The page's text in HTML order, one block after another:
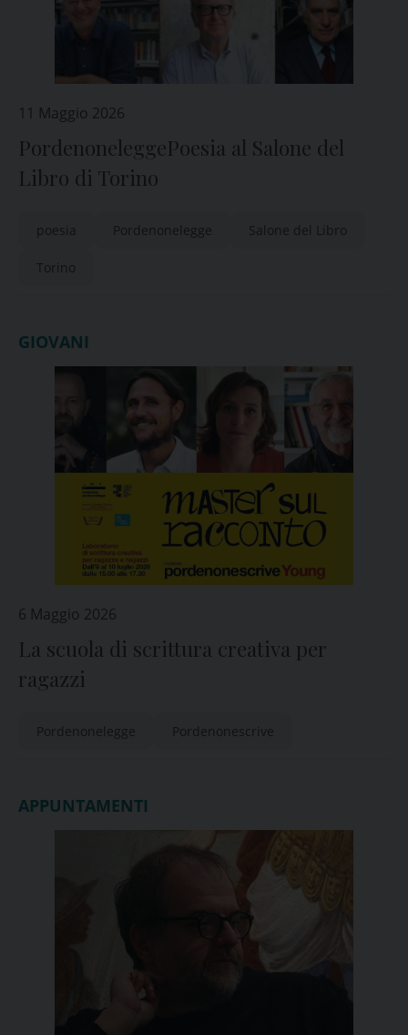
11 Maggio 2026
PordenoneleggePoesia al Salone del
Libro di Torino
poesia Pordenonelegge Salone del Libro
Torino
GIOVANI
6 Maggio 2026
La scuola di scrittura creativa per
ragazzi
Pordenonelegge Pordenonescrive
APPUNTAMENTI